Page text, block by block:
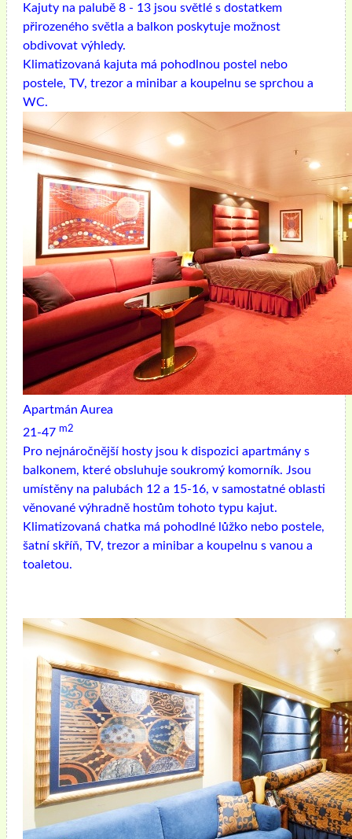
Kajuty na palubě 8 - 13 jsou světlé s dostatkem
přirozeného světla a balkon poskytuje možnost
obdivovat výhledy.
Klimatizovaná kajuta má pohodlnou postel nebo
postele, TV, trezor a minibar a koupelnu se sprchou a
WC.
Apartmán Aurea
21-47 m2
Pro nejnáročnější hosty jsou k dispozici apartmány s
balkonem, které obsluhuje soukromý komorník. Jsou
umístěny na palubách 12 a 15-16, v samostatné oblasti
věnované výhradně hostům tohoto typu kajut.
Klimatizovaná chatka má pohodlné lůžko nebo postele,
šatní skříň, TV, trezor a minibar a koupelnu s vanou a
toaletou.